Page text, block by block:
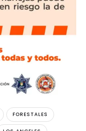
FORESTALES